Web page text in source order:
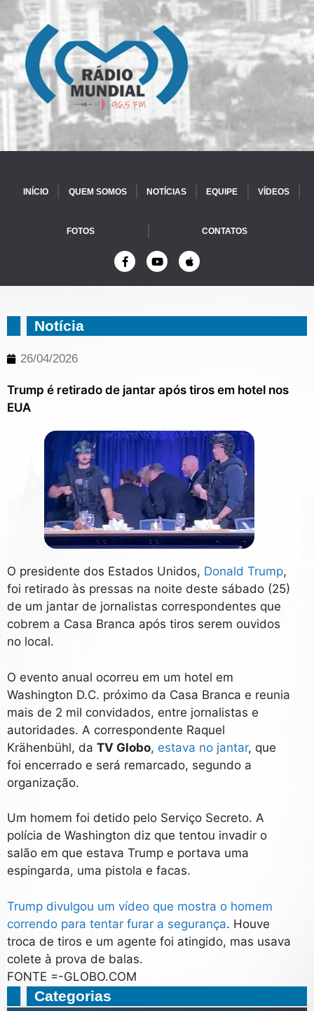
INÍCIO QUEM SOMOS NOTÍCIAS EQUIPE VÍDEOS
FOTOS CONTATOS
Notícia
26/04/2026
Trump é retirado de jantar após tiros em hotel nos
EUA
O presidente dos Estados Unidos, Donald Trump,
foi retirado às pressas na noite deste sábado (25)
de um jantar de jornalistas correspondentes que
cobrem a Casa Branca após tiros serem ouvidos
no local.
O evento anual ocorreu em um hotel em
Washington D.C. próximo da Casa Branca e reunia
mais de 2 mil convidados, entre jornalistas e
autoridades. A correspondente Raquel
Krähenbühl, da TV Globo, estava no jantar, que
foi encerrado e será remarcado, segundo a
organização.
Um homem foi detido pelo Serviço Secreto. A
polícia de Washington diz que tentou invadir o
salão em que estava Trump e portava uma
espingarda, uma pistola e facas.
Trump divulgou um vídeo que mostra o homem
correndo para tentar furar a segurança. Houve
troca de tiros e um agente foi atingido, mas usava
colete à prova de balas.
FONTE =-GLOBO.COM
Categorias